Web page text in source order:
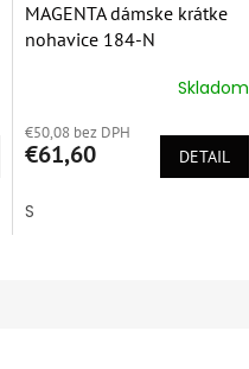
MAGENTA dámske krátke
nohavice 184-N
produktu
je
z
Skladom
€50,08 bez DPH
€61,60 DETAIL
S